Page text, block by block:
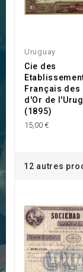
Uruguay
Cie des
Français des
d'Or de
(1895)
15,00 €
12 autres